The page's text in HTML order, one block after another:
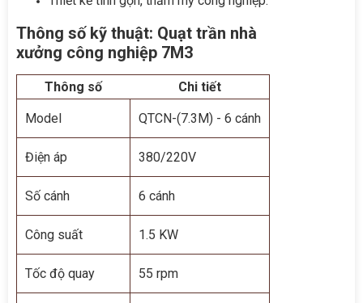
Thông số kỹ thuật: Quạt trần nhà
xưởng công nghiệp 7M3
Thông số Chi tiết
Model QTCN-(7.3M) - 6 cánh
Điện áp 380/220V
Số cánh 6 cánh
Công suất 1.5 KW
Tốc độ quay 55 rpm